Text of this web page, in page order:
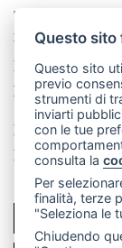
Telefono:
mail:
La redazione
Made by VIP
Privacy policy
Rivedi le tue
Questo sito
Questo sito
previo
strumenti di
inviarti
con le tue
consulta la
Per
finalità, terze
"Seleziona le
Chiudendo